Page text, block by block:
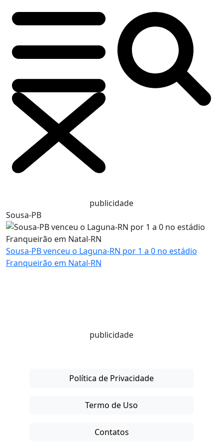
publicidade
Sousa-PB
Sousa-PB venceu o Laguna-RN por 1 a 0 no estádio
Franqueirão em Natal-RN
publicidade
Política de Privacidade
Termo de Uso
Contatos